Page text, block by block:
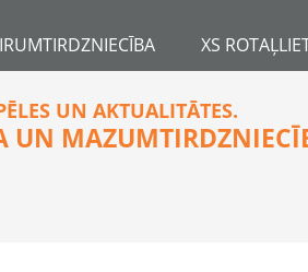
XS
UN AKTUALITĀTES.
UN